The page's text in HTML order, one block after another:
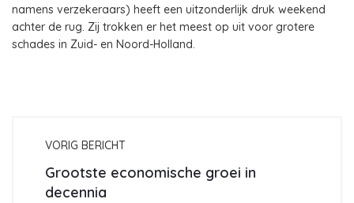
namens verzekeraars) heeft een uitzonderlijk druk weekend
achter de rug. Zij trokken er het meest op uit voor grotere
schades in Zuid- en Noord-Holland.
VORIG BERICHT
Grootste economische groei in
decennia